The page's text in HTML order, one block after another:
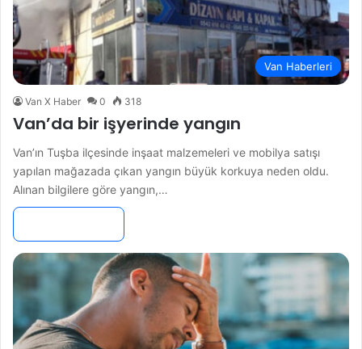
Van Haberleri
Van X Haber 0 318
Van’da bir işyerinde yangın
Van’ın Tuşba ilçesinde inşaat malzemeleri ve mobilya satışı
yapılan mağazada çıkan yangın büyük korkuya neden oldu.
Alınan bilgilere göre yangın,…